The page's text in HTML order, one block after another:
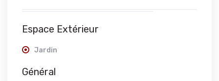
Espace Extérieur
Jardin
Général